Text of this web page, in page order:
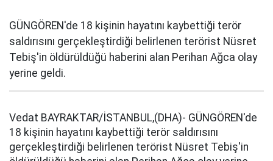
GÜNGÖREN'de 18 kişinin hayatını kaybettiği terör
saldırısını gerçekleştirdiği belirlenen terörist Nüsret
Tebiş'in öldürüldüğü haberini alan Perihan Ağca olay
yerine geldi.
Vedat BAYRAKTAR/İSTANBUL,(DHA)- GÜNGÖREN'de
18 kişinin hayatını kaybettiği terör saldırısını
gerçekleştirdiği belirlenen terörist Nüsret Tebiş'in